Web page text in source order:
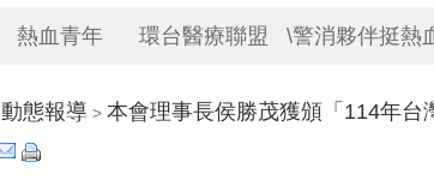
熱血青年 環台醫療聯盟 \警消夥伴挺熱
動態報導> 本會理事長侯勝茂獲頒「114年台